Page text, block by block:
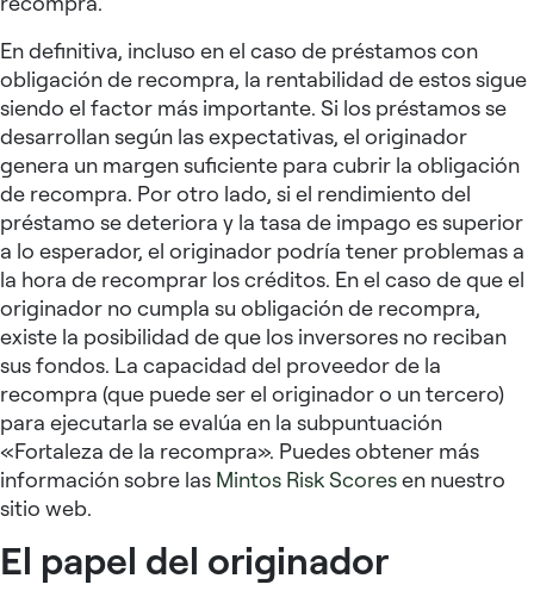
En definitiva, incluso en el caso de préstamos con
obligación de recompra, la rentabilidad de estos sigue
siendo el factor más importante. Si los préstamos se
desarrollan según las expectativas, el originador
genera un margen suficiente para cubrir la obligación
de recompra. Por otro lado, si el rendimiento del
préstamo se deteriora y la tasa de impago es superior
a lo esperador, el originador podría tener problemas a
la hora de recomprar los créditos. En el caso de que el
originador no cumpla su obligación de recompra,
existe la posibilidad de que los inversores no reciban
sus fondos. La capacidad del proveedor de la
recompra (que puede ser el originador o un tercero)
para ejecutarla se evalúa en la subpuntuación
«Fortaleza de la recompra». Puedes obtener más
información sobre las Mintos Risk Scoresen nuestro
sitio web.
El papel del originador